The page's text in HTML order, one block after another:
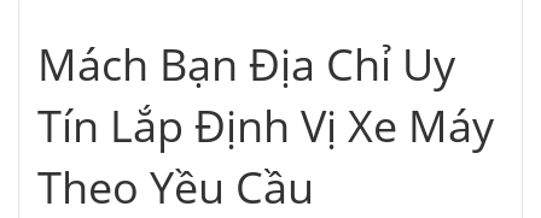
Mách Bạn Địa Chỉ Uy
Tín Lắp Định Vị Xe Máy
Theo Yều Cầu